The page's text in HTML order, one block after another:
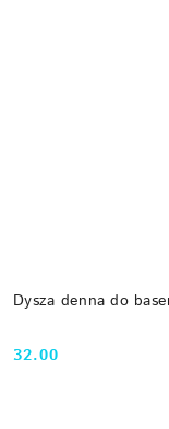
Dysza denna do
Cena:
32.00